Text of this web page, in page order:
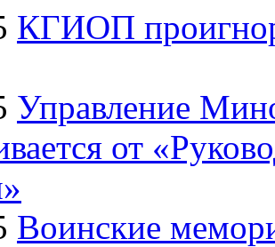
КГИОП
Управление
от
Воинские